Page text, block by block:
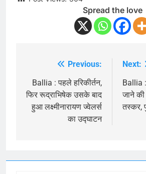
Spread the love
navigation
Previous:
Ballia : पहले हरिकीर्तन,
फिर रूद्राभिषेक उसके बाद
हुआ लक्ष्मीनारायण ज्वेलर्स
का उद्घाटन
Next:
Ballia :
जाने
तस्कर,